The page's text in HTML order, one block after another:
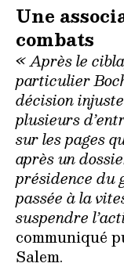
Une
combats
« Après le
particulier
décision
plusieurs
sur les pages
après un
présidence du
passée à la
suspendre
communiqué
Salem.